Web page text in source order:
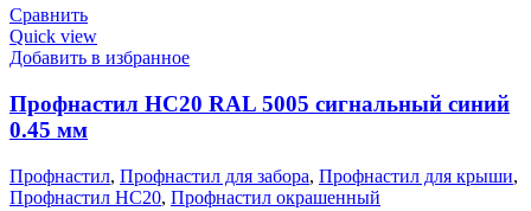
Сравнить
Quick view
Добавить в избранное
Профнастил НС20 RAL 5005 сигнальный синий
0.45 мм
Профнастил, Профнастил для забора, Профнастил для крыши,
Профнастил НС20, Профнастил окрашенный